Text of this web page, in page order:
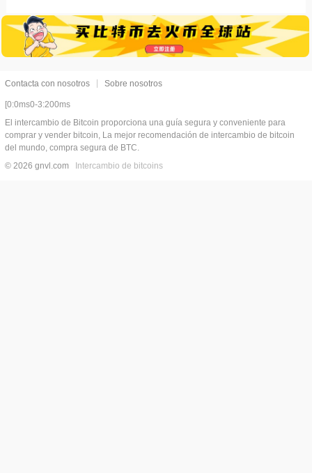
Contacta con nosotros Sobre nosotros
[0:0ms0-3:200ms
El intercambio de Bitcoin proporciona una guía segura y conveniente para
comprar y vender bitcoin, La mejor recomendación de intercambio de bitcoin
del mundo, compra segura de BTC.
© 2026 gnvl.com Intercambio de bitcoins